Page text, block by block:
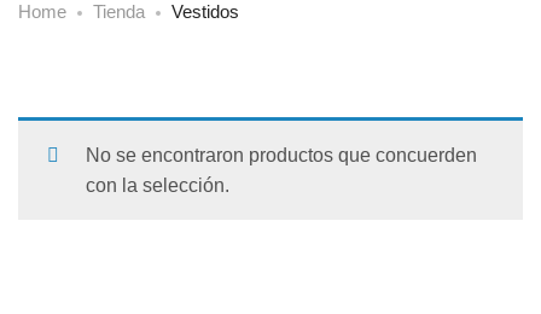
Home Tienda Vestidos
No se encontraron productos que concuerden
con la selección.